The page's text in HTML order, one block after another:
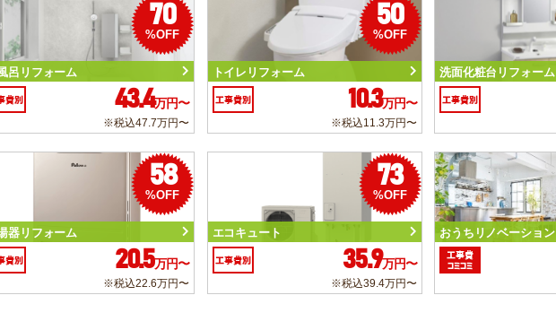
70
%OFF
呂リフォーム
費別 43.4万円〜
※税込47.7万円〜
50
%OFF
トイレリフォーム
工事費別 10.3万円〜
※税込11.3万円〜
洗面化粧台リフォーム
工事費別
58
%OFF
器リフォーム
費別 20.5万円〜
※税込22.6万円〜
73
%OFF
エコキュート
工事費別 35.9万円〜
※税込39.4万円〜
おうちリノベーション
工事費
コミコミ